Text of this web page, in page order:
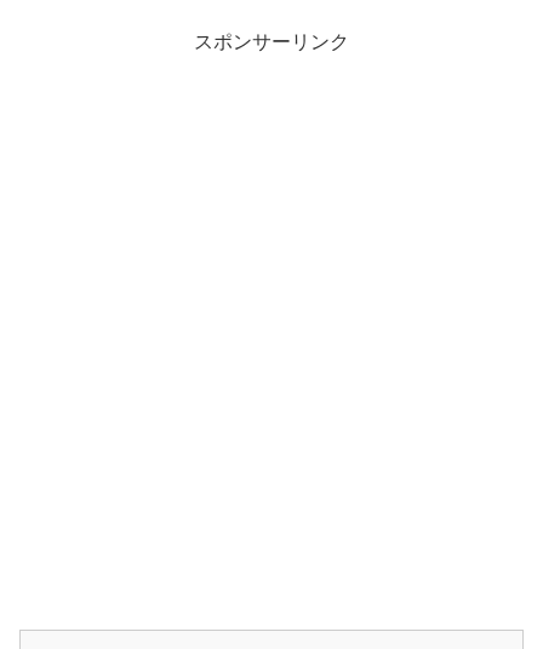
スポンサーリンク